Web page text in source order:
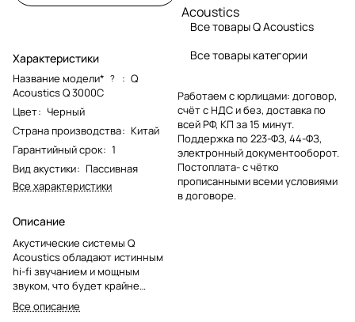
Характеристики
Название модели* ? : Q
Acoustics Q 3000C
Цвет: Черный
Страна производства: Китай
Гарантийный срок: 1
Вид акустики: Пассивная
Все характеристики
Описание
Акустические системы Q
Acoustics обладают истинным
hi-fi звучанием и мощным
звуком, что будет крайне
полезным любому домашнему
кинотеатр. Продолжая успех
Все описание
Все товары Q Acoustics
Все товары категории
Работаем с юрлицами: договор,
счёт с НДС и без, доставка по
всей РФ, КП за 15 минут.
Поддержка по 223-ФЗ, 44-ФЗ,
электронный документооборот.
Постоплата- с чётко
прописанными всеми условиями
в договоре.